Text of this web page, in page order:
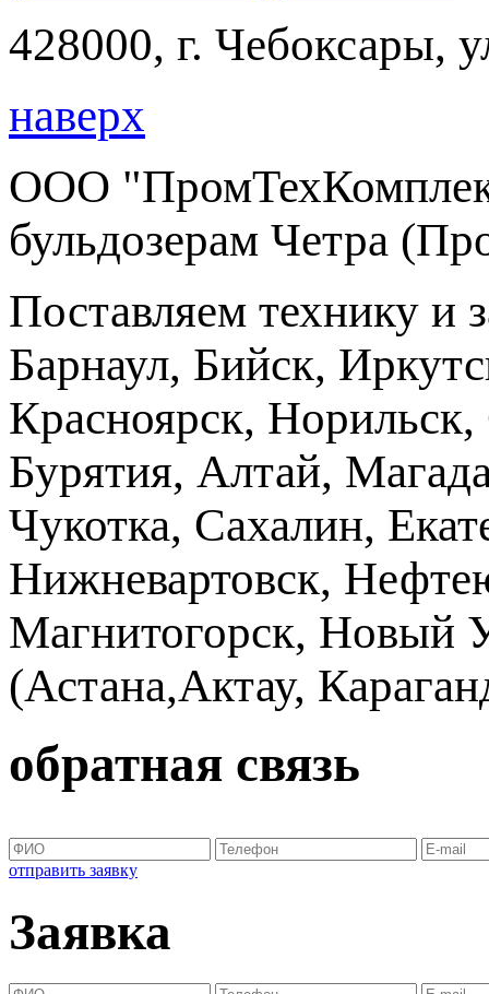
428000, г. Чебоксары,
наверх
ООО
бульдозерам Четра
Поставляем технику и
Барнаул, Бийск,
Красноярск,
Бурятия, Алтай,
Чукотка, Сахалин,
Нижневартовск,
Магнитогорск, Новый
(Астана,Актау,
обратная связь
отправить заявку
Заявка